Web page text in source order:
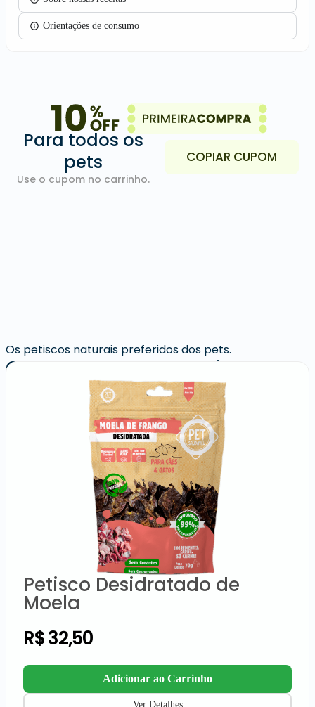
Orientações de consumo
Para todos os
pets
Use o cupom no carrinho.
COPIAR CUPOM
Quem comprou levou junto:
Os petiscos naturais preferidos dos pets.
Petisco Desidratado de
Moela
R$32,50
Adicionar ao Carrinho
Ver Detalhes